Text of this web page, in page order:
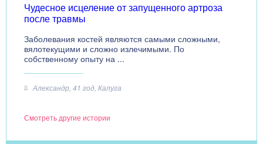
Чудесное исцеление от запущенного артроза
после травмы
Заболевания костей являются самыми сложными,
вялотекущими и сложно излечимыми. По
собственному опыту на ...
Александр, 41 год, Калуга
Смотреть другие истории